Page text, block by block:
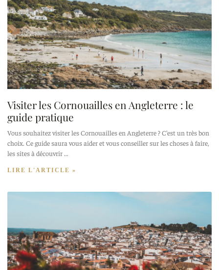
Visiter les Cornouailles en Angleterre : le
guide pratique
Vous souhaitez visiter les Cornouailles en Angleterre ? C’est un très bon
choix. Ce guide saura vous aider et vous conseiller sur les choses à faire,
les sites à découvrir
LIRE L'ARTICLE »